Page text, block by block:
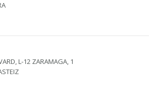
L-12 ZARAMAGA, 1